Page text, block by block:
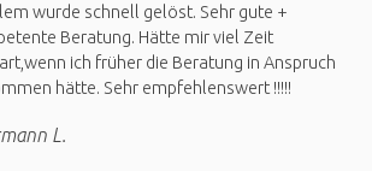
wurde schnell gelöst. Sehr gute +
Beratung. Hätte mir viel Zeit
ich früher die Beratung in Anspruch
hätte. Sehr empfehlenswert !!!!!
L.